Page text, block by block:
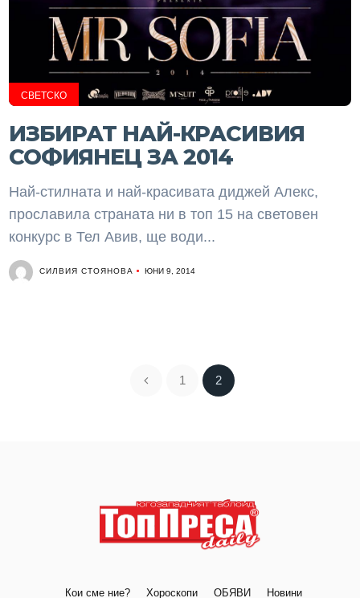
СВЕТСКО
ИЗБИРАТ НАЙ-КРАСИВИЯ
СОФИЯНЕЦ ЗА 2014
Най-стилната и най-красивата диджей Алекс,
прославила страната ни в топ 15 на световен
конкурс в Тел Авив, ще води...
СИЛВИЯ СТОЯНОВА ЮНИ 9, 2014
1 2
Кои сме ние? Хороскопи ОБЯВИ Новини